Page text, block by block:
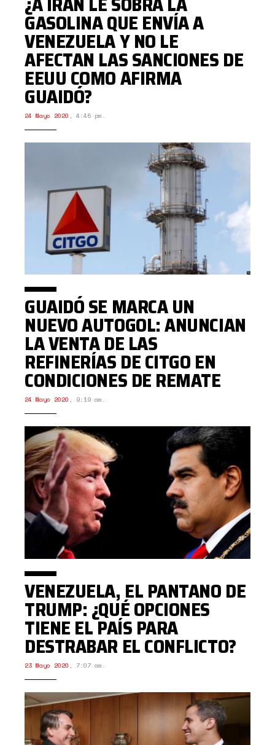
GASOLINA QUE ENVÍA A
VENEZUELA Y NO LE
AFECTAN LAS SANCIONES DE
EEUU COMO AFIRMA
GUAIDÓ?
24 Mayo 2020 , 4:45 pm.
GUAIDÓ SE MARCA UN
NUEVO AUTOGOL: ANUNCIAN
LA VENTA DE LAS
REFINERÍAS DE CITGO EN
CONDICIONES DE REMATE
24 Mayo 2020 , 9:19 am.
VENEZUELA, EL PANTANO DE
TRUMP: ¿QUÉ OPCIONES
TIENE EL PAÍS PARA
DESTRABAR EL CONFLICTO?
23 Mayo 2020 , 7:07 am.